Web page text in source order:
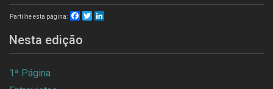
Partilhe esta página: Facebook
Twitter
Nesta edição
1ª Página